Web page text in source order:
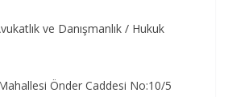
ve Danışmanlık / Hukuk
Önder Caddesi No:10/5